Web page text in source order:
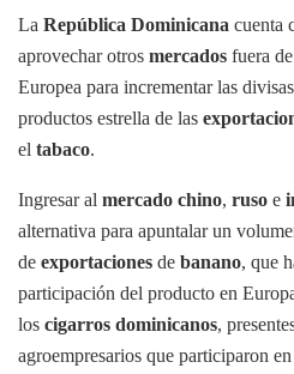
La República Dominicana cuenta
aprovechar otros mercados fuera
Europea para incrementar las
productos estrella de las
el tabaco.
Ingresar al mercado chino, ruso e
alternativa para apuntalar un
de exportaciones de banano, que
participación del producto en
los cigarros dominicanos,
agroempresarios que participaron